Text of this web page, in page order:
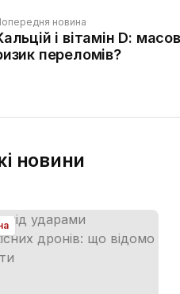
новина
і вітамін D:
переломів?
новини